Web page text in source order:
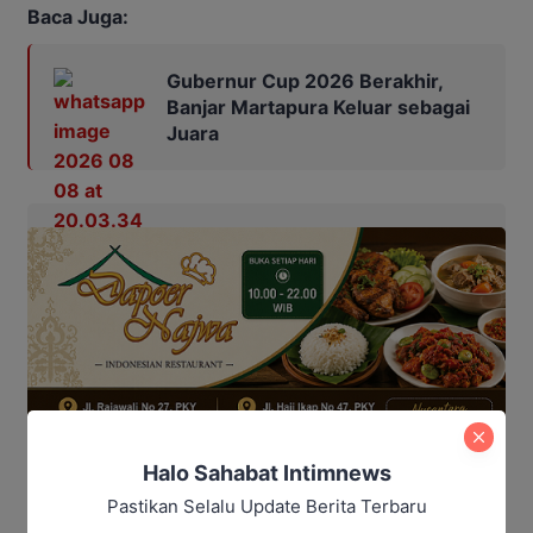
Baca Juga:
Gubernur Cup 2026 Berakhir,
Banjar Martapura Keluar sebagai
Juara
Halo Sahabat Intimnews
Pastikan Selalu Update Berita Terbaru